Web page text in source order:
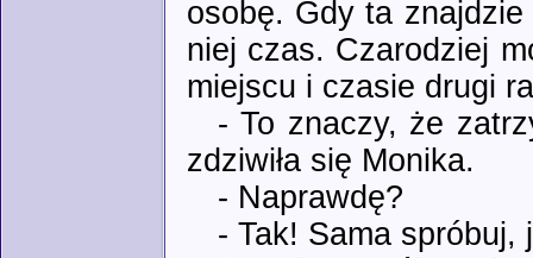
osobę. Gdy ta
niej czas. Czarodziej
miejscu i czasie drugi
- To znaczy, że
zdziwiła się Monika.
- Naprawdę?
- Tak! Sama spróbuj,